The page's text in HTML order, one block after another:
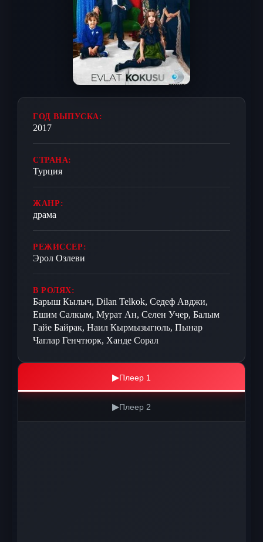
ГОД ВЫПУСКА:
2017
СТРАНА:
Турция
ЖАНР:
драма
РЕЖИССЕР:
Эрол Озлеви
В РОЛЯХ:
Барыш Кылыч, Dilan Telkok, Седеф Авджи,
Ешим Салкым, Мурат Ан, Селен Учер, Балым
Гайе Байрак, Наил Кырмызыгюль, Пынар
Чаглар Генчтюрк, Ханде Сорал
▶Плеер 1
▶Плеер 2